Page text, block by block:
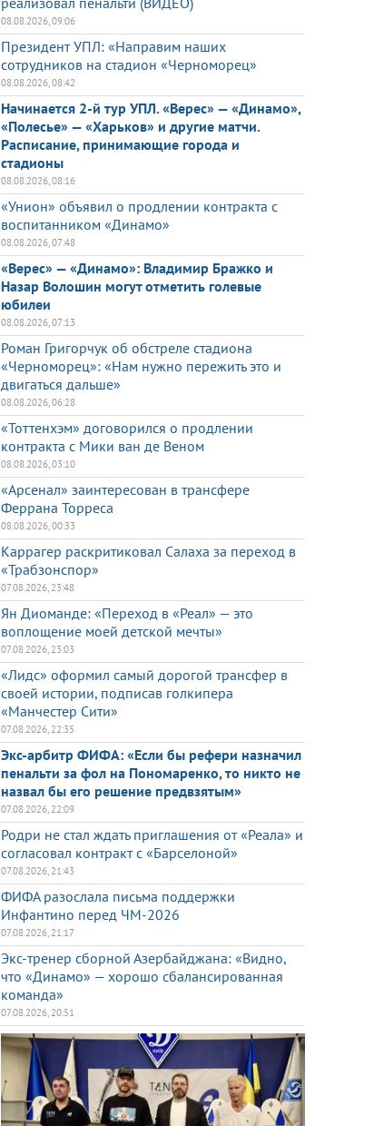
08.08.2026, 09:06
Президент УПЛ: «Направим наших
сотрудников на стадион «Черноморец»
08.08.2026, 08:42
Начинается 2-й тур УПЛ. «Верес» — «Динамо»,
«Полесье» — «Харьков» и другие матчи.
Расписание, принимающие города и
стадионы
08.08.2026, 08:16
«Унион» объявил о продлении контракта с
воспитанником «Динамо»
08.08.2026, 07:48
«Верес» — «Динамо»: Владимир Бражко и
Назар Волошин могут отметить голевые
юбилеи
08.08.2026, 07:13
Роман Григорчук об обстреле стадиона
«Черноморец»: «Нам нужно пережить это и
двигаться дальше»
08.08.2026, 06:28
«Тоттенхэм» договорился о продлении
контракта с Мики ван де Веном
08.08.2026, 03:10
«Арсенал» заинтересован в трансфере
Феррана Торреса
08.08.2026, 00:33
Каррагер раскритиковал Салаха за переход в
«Трабзонспор»
07.08.2026, 23:48
Ян Диоманде: «Переход в «Реал» — это
воплощение моей детской мечты»
07.08.2026, 23:03
«Лидс» оформил самый дорогой трансфер в
своей истории, подписав голкипера
«Манчестер Сити»
07.08.2026, 22:35
Экс-арбитр ФИФА: «Если бы рефери назначил
пенальти за фол на Пономаренко, то никто не
назвал бы его решение предвзятым»
07.08.2026, 22:09
Родри не стал ждать приглашения от «Реала» и
согласовал контракт с «Барселоной»
07.08.2026, 21:43
ФИФА разослала письма поддержки
Инфантино перед ЧМ-2026
07.08.2026, 21:17
Экс-тренер сборной Азербайджана: «Видно,
что «Динамо» — хорошо сбалансированная
команда»
07.08.2026, 20:51